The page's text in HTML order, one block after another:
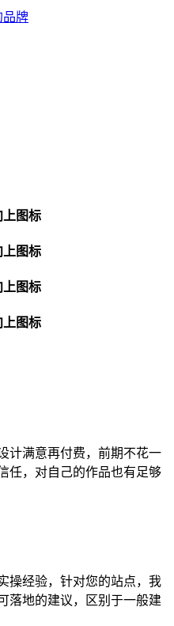
计满意再付费，前期不花一
任，对自己的作品也有足够
操经验，针对您的站点，我
落地的建议，区别于一般建